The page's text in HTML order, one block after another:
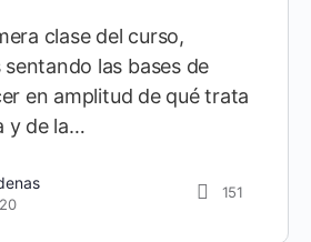
clase del curso,
las bases de
en amplitud de qué trata
y de la…
151